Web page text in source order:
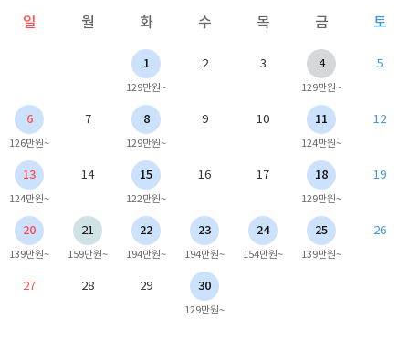
일 월 화 수 목 금 토
1
129만원~
2 3 4
129만원~
5
6
126만원~
7 8
129만원~
9 10 11
124만원~
12
13
124만원~
14 15
122만원~
16 17 18
129만원~
19
20
139만원~
21
159만원~
22
194만원~
23
194만원~
24
154만원~
25
139만원~
26
27 28 29 30
129만원~